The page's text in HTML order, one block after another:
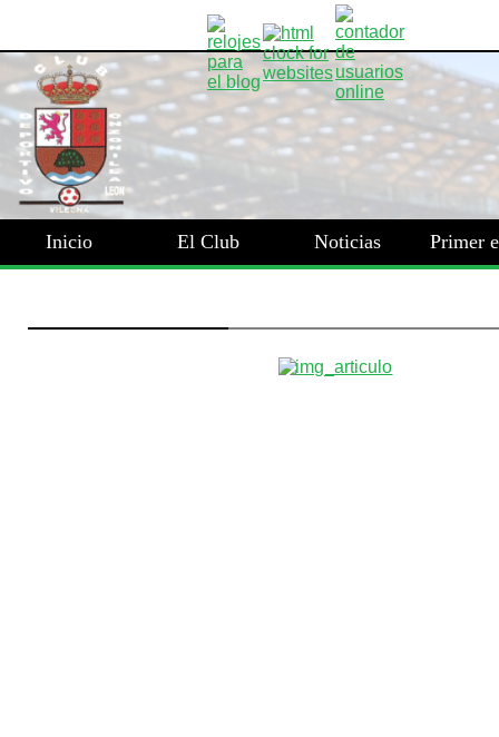
Inicio El Club Noticias Primer